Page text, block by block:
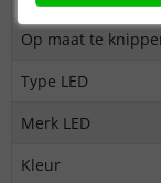
Op maat te
Type LED
Merk LED
Kleur